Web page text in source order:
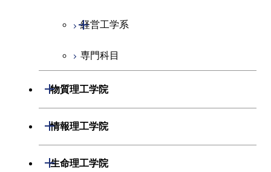
エネルギーコース
エネルギー・情報コース
情報通信コース
エンジニアリングデザイン
コース
人間医療科学技術コース
経営工学系
開閉
経営工学コース
専門科目
物質理工学院
開閉
材料系
開閉
情報理工学院
開閉
数理・計算科学系
開閉
生命理工学院
開閉